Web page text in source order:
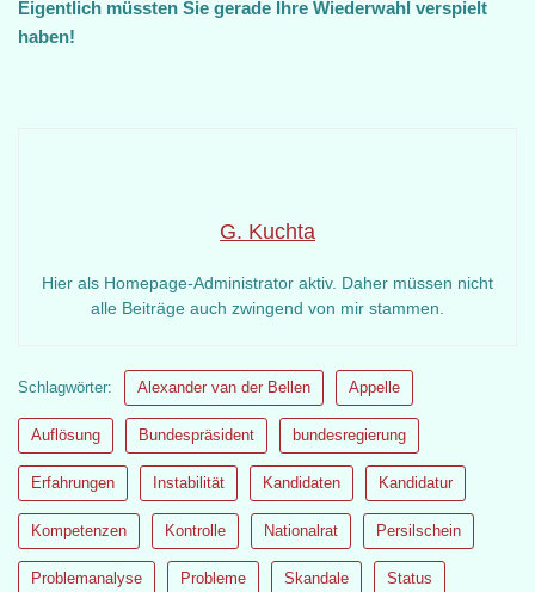
Eigentlich müssten Sie gerade Ihre Wiederwahl verspielt
haben!
G. Kuchta
Hier als Homepage-Administrator aktiv. Daher müssen nicht
alle Beiträge auch zwingend von mir stammen.
Schlagwörter: Alexander van der Bellen Appelle
Auflösung Bundespräsident bundesregierung
Erfahrungen Instabilität Kandidaten Kandidatur
Kompetenzen Kontrolle Nationalrat Persilschein
Problemanalyse Probleme Skandale Status